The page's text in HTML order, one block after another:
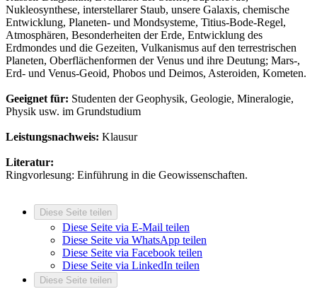
Nukleosynthese, interstellarer Staub, unsere Galaxis, chemische
Entwicklung, Planeten- und Mondsysteme, Titius-Bode-Regel,
Atmosphären, Besonderheiten der Erde, Entwicklung des
Erdmondes und die Gezeiten, Vulkanismus auf den terrestrischen
Planeten, Oberflächenformen der Venus und ihre Deutung; Mars-,
Erd- und Venus-Geoid, Phobos und Deimos, Asteroiden, Kometen.
Geeignet für: Studenten der Geophysik, Geologie, Mineralogie,
Physik usw. im Grundstudium
Leistungsnachweis: Klausur
Literatur:
Ringvorlesung: Einführung in die Geowissenschaften.
Diese Seite teilen
Diese Seite via E-Mail teilen
Diese Seite via WhatsApp teilen
Diese Seite via Facebook teilen
Diese Seite via LinkedIn teilen
Diese Seite teilen